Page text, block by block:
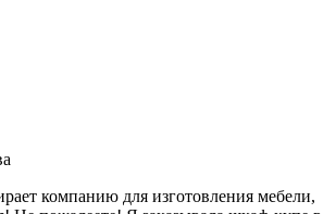
компанию для изготовления мебели,